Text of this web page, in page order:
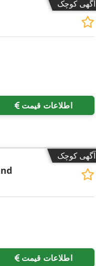
آگهی کوچک
اطلاعات قیمت
آگهی کوچک
اطلاعات قیمت